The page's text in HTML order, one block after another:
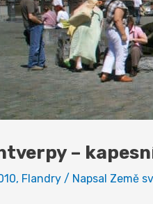
–
, Flandry / Napsal Země